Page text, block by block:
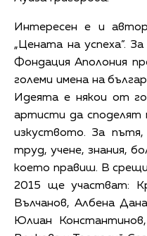
Интересен е и
„Цената на успеха”.
Фондация Аполония
големи имена на
Идеята е някои от
артисти да споделят
изкуството. За
труд, учене, знания,
което правиш. В
2015 ще участват:
Вълчанов, Албена
Юлиан